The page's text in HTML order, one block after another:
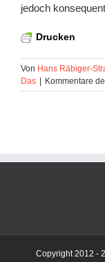
jedoch
Drucken
Von Hans Räbiger-
Das
Kommentare
Copyright 2012 -